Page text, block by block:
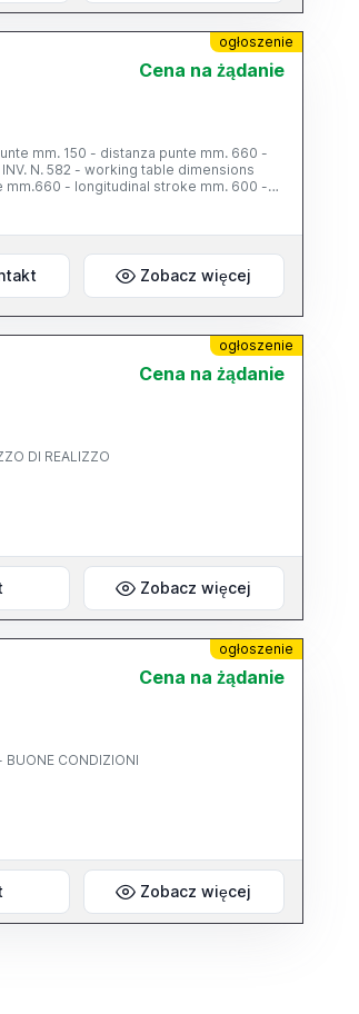
ogłoszenie
Cena na żądanie
mm.660 - longitudinal stroke mm. 600 -
Zobacz więcej
ogłoszenie
Cena na żądanie
DI REALIZZO
Zobacz więcej
ogłoszenie
Cena na żądanie
BUONE CONDIZIONI
Zobacz więcej